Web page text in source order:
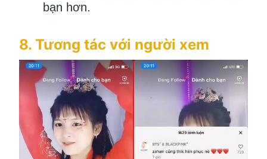
bạn hơn.
8. Tương tác với người xem